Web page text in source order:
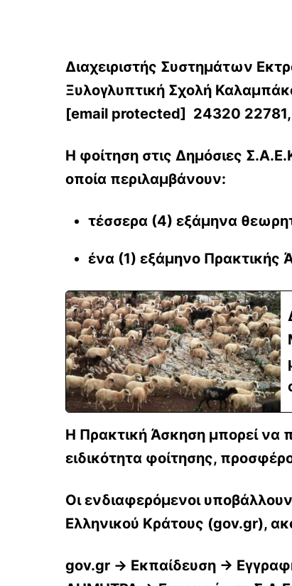
26510
Διαχειριστής Συστημάτων
Ξυλογλυπτική Σχολή
[email protected] 24320
Η φοίτηση στις Δημόσιες
οποία περιλαμβάνουν:
τέσσερα (4) εξάμηνα
ένα (1) εξάμηνο Πρακτικής
Η Πρακτική Άσκηση μπορεί να
ειδικότητα φοίτησης,
Οι ενδιαφερόμενοι
Ελληνικού Κράτους (gov.gr),
gov.gr → Εκπαίδευση →